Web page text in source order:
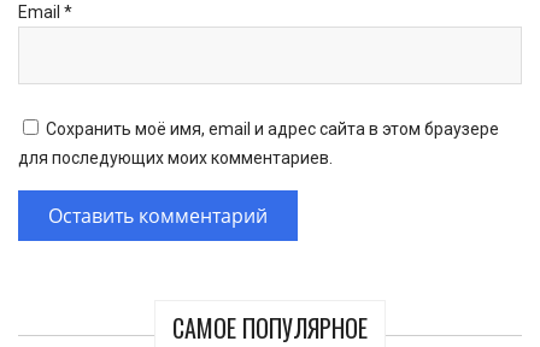
САМОЕ ПОПУЛЯРНОЕ
Email *
Сохранить моё имя, email и адрес сайта в этом браузере
для последующих моих комментариев.